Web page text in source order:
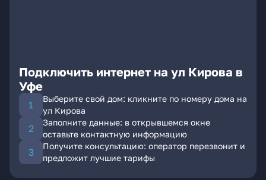
Подключить интернет на ул Кирова в
Уфе
Выберите свой дом: кликните по номеру дома на
ул Кирова
Заполните данные: в открывшемся окне
оставьте контактную информацию
Получите консультацию: оператор перезвонит и
предложит лучшие тарифы